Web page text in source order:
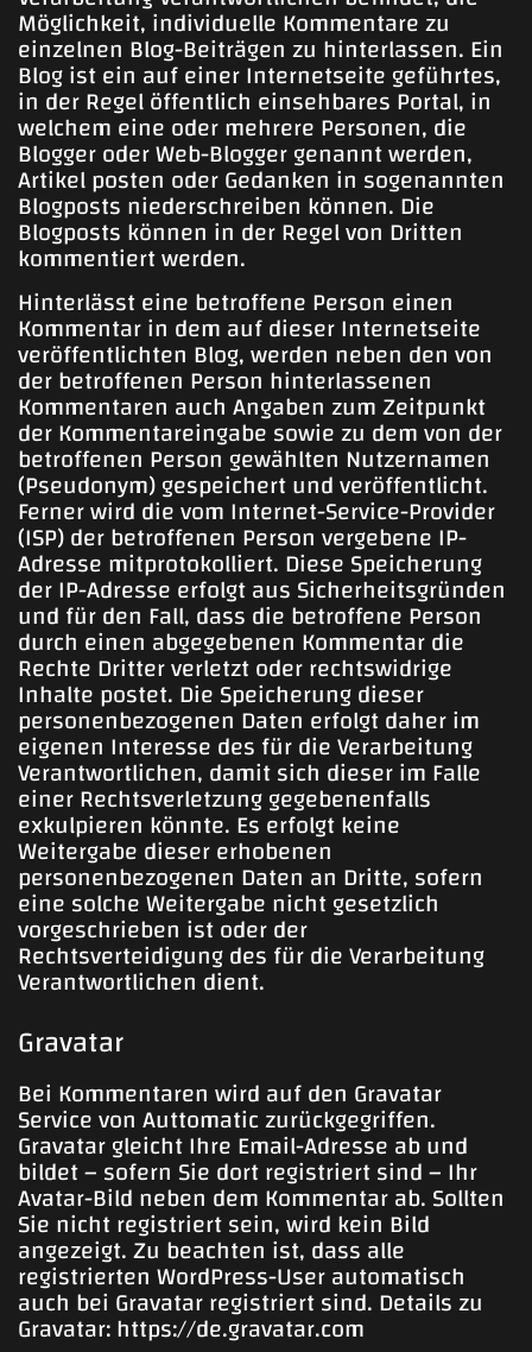
Möglichkeit, individuelle Kommentare zu
einzelnen Blog-Beiträgen zu hinterlassen. Ein
Blog ist ein auf einer Internetseite geführtes,
in der Regel öffentlich einsehbares Portal, in
welchem eine oder mehrere Personen, die
Blogger oder Web-Blogger genannt werden,
Artikel posten oder Gedanken in sogenannten
Blogposts niederschreiben können. Die
Blogposts können in der Regel von Dritten
kommentiert werden.
Hinterlässt eine betroffene Person einen
Kommentar in dem auf dieser Internetseite
veröffentlichten Blog, werden neben den von
der betroffenen Person hinterlassenen
Kommentaren auch Angaben zum Zeitpunkt
der Kommentareingabe sowie zu dem von der
betroffenen Person gewählten Nutzernamen
(Pseudonym) gespeichert und veröffentlicht.
Ferner wird die vom Internet-Service-Provider
(ISP) der betroffenen Person vergebene IP-
Adresse mitprotokolliert. Diese Speicherung
der IP-Adresse erfolgt aus Sicherheitsgründen
und für den Fall, dass die betroffene Person
durch einen abgegebenen Kommentar die
Rechte Dritter verletzt oder rechtswidrige
Inhalte postet. Die Speicherung dieser
personenbezogenen Daten erfolgt daher im
eigenen Interesse des für die Verarbeitung
Verantwortlichen, damit sich dieser im Falle
einer Rechtsverletzung gegebenenfalls
exkulpieren könnte. Es erfolgt keine
Weitergabe dieser erhobenen
personenbezogenen Daten an Dritte, sofern
eine solche Weitergabe nicht gesetzlich
vorgeschrieben ist oder der
Rechtsverteidigung des für die Verarbeitung
Verantwortlichen dient.
Gravatar
Bei Kommentaren wird auf den Gravatar
Service von Auttomatic zurückgegriffen.
Gravatar gleicht Ihre Email-Adresse ab und
bildet – sofern Sie dort registriert sind – Ihr
Avatar-Bild neben dem Kommentar ab. Sollten
Sie nicht registriert sein, wird kein Bild
angezeigt. Zu beachten ist, dass alle
registrierten WordPress-User automatisch
auch bei Gravatar registriert sind. Details zu
Gravatar:https://de.gravatar.com